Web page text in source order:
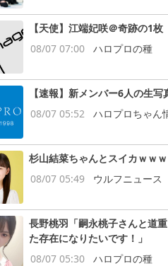
【天使】江端妃咲＠奇跡の1枚
08/07 07:00
ハロプロの種
【速報】新メンバー6人の生
08/07 05:52
ハロプロちゃん
杉山結菜ちゃんとスイカｗｗ
08/07 05:49
ウルフニュース
長野桃羽「嗣永桃子さんと道
た存在になりたいです！」
08/07 05:30
ハロプロの種